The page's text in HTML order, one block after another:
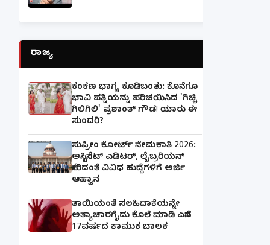
ರಾಜ್ಯ
ಕಂಕಣ ಭಾಗ್ಯ ಕೂಡಿಬಂತು: ಕೊನೆಗೂ
ಭಾವಿ ಪತ್ನಿಯನ್ನು ಪರಿಚಯಿಸಿದ 'ಗಿಚ್ಚಿ
ಗಿಲಿಗಿಲಿ' ಪ್ರಶಾಂತ್ ಗೌಡ! ಯಾರು ಈ
ಸುಂದರಿ?
ಸುಪ್ರೀಂ ಕೋರ್ಟ್ ನೇಮಕಾತಿ 2026:
ಅಸಿಸ್ಟೆಂಟ್ ಎಡಿಟರ್, ಲೈಬ್ರರಿಯನ್
ಸೇರಿದಂತೆ ವಿವಿಧ ಹುದ್ದೆಗಳಿಗೆ ಅರ್ಜಿ
ಆಹ್ವಾನ
ತಾಯಿಯಂತೆ ಸಲಹಿದಾಕೆಯನ್ನೇ
ಅತ್ಯಾಚಾರಗೈದು ಕೊಲೆ ಮಾಡಿ ಎಸೆದ
17ವರ್ಷದ ಕಾಮುಕ ಬಾಲಕ